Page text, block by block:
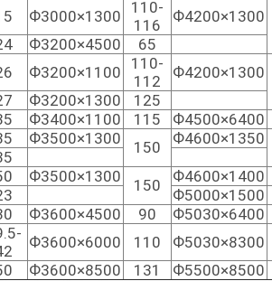
Ф3000×1300
110-
116
Ф4200×1300
Ф3200×4500
65
Ф3200×1100
110-
112
Ф4200×1300
Ф3200×1300
125
Ф3400×1100 115
Ф4500×6400
Ф3500×1300 150
Ф4600×1350
Ф3500×1300 150
Ф4600×1400
Ф5000×1500
Ф3600×4500 90
Ф5030×6400
Ф3600×6000 110
Ф5030×8300
Ф3600×8500 131 Ф5500×8500